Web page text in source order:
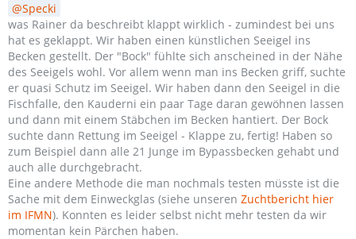
Specki
was Rainer da beschreibt klappt wirklich - zumindest bei uns
hat es geklappt. Wir haben einen künstlichen Seeigel ins
Becken gestellt. Der "Bock" fühlte sich anscheined in der Nähe
des Seeigels wohl. Vor allem wenn man ins Becken griff, suchte
er quasi Schutz im Seeigel. Wir haben dann den Seeigel in die
Fischfalle, den Kauderni ein paar Tage daran gewöhnen lassen
und dann mit einem Stäbchen im Becken hantiert. Der Bock
suchte dann Rettung im Seeigel - Klappe zu, fertig! Haben so
zum Beispiel dann alle 21 Junge im Bypassbecken gehabt und
auch alle durchgebracht.
Eine andere Methode die man nochmals testen müsste ist die
Sache mit dem Einweckglas (siehe unseren Zuchtbericht hier
im IFMN). Konnten es leider selbst nicht mehr testen da wir
momentan kein Pärchen haben.